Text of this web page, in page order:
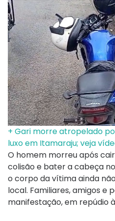
+ Gari morre atropelado
luxo em Itamaraju; veja
O homem morreu após
colisão e bater a cabeça
o corpo da vítima ainda
local. Familiares, amigos e
manifestação, em repúdio